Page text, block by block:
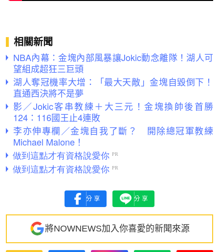
相關新聞
NBA內幕：金塊內部風暴讓Jokic動念離隊！湖人可
望組成超狂三巨頭
湖人奪冠機率大增：「最大天敵」金塊自毀倒下！
直通西決將不是夢
影／Jokic客串教練＋大三元！金塊換帥後首勝
124：116國王止4連敗
李亦伸專欄／金塊自我了斷？ 開除總冠軍教練
Michael Malone！
分享 分享
將NOWNEWS加入你喜愛的新聞來源